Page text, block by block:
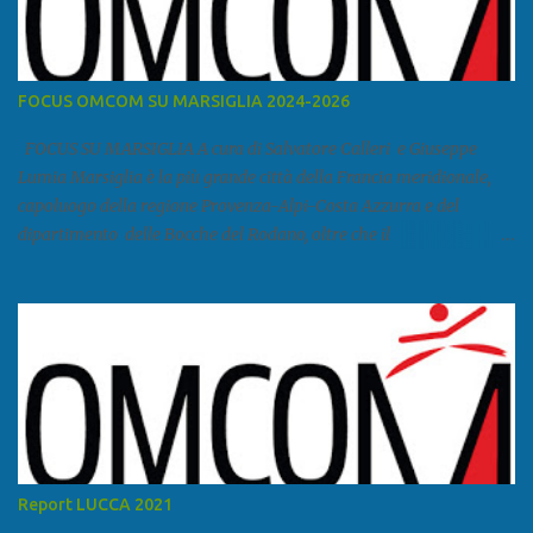
FOCUS OMCOM SU MARSIGLIA 2024-2026
FOCUS SU MARSIGLIA A cura di Salvatore Calleri e Giuseppe
Lumia Marsiglia è la più grande città della Francia meridionale,
capoluogo della regione Provenza-Alpi-Costa Azzurra e del
dipartimento delle Bocche del Rodano, oltre che il
come area metropolitana. Studiare quanto succede a Marsiglia è
molto importante per la geopolitica narcomafiosa perché
Marsiglia ha il porto in asse con la Corsica, Genova, Livorno e
Napoli e le banlieu gemellate con le periferie milanesi. Secondo il
rapporto della DCSA è uno dei principali scali del narcotraffico dal
sudamerica, in particolare Ecuador e Cile. Marsiglia è una città
multietnica, con un 40 per cento di islamici e nonostante questo e
nonostante il forte tasso di criminalità che attira molti giovani,
Report LUCCA 2021